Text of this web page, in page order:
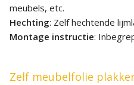
meubels, etc.
Hechting: Zelf hechtende
Montage instructie:
Zelf meubelfolie